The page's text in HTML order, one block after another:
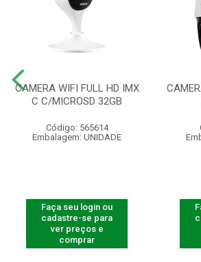
CAMERA WIFI FULL HD IMX
C C/MICROSD 32GB
Código: 565614
Embalagem: UNIDADE
Faça seu login ou
cadastre-se para
ver preços e
comprar